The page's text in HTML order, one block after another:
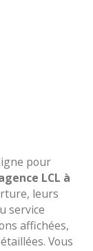
pour
LCL à
leurs
service
affichées,
Vous